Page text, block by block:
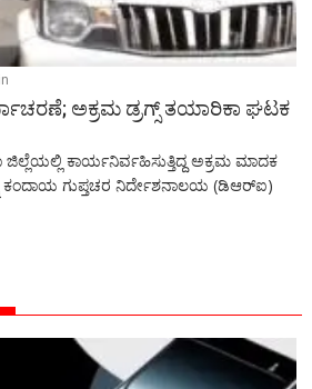
ಅಕ್ರಮ ಡ್ರಗ್ಸ್ ತಯಾರಿಕಾ ಘಟಕ
ಜಿಲ್ಲೆಯಲ್ಲಿ ಕಾರ್ಯನಿರ್ವಹಿಸುತ್ತಿದ್ದ ಅಕ್ರಮ ಮಾದಕ
ಗುಪ್ತಚರ ನಿರ್ದೇಶನಾಲಯ (ಡಿಆರ್‌ಐ)